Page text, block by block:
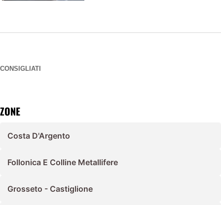
CONSIGLIATI
ZONE
Costa D'Argento
Follonica E Colline Metallifere
Grosseto - Castiglione